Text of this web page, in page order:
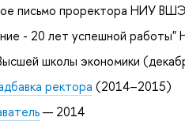
письмо проректора НИУ
- 20 лет успешной
школы экономики
ректора (2014–2015)
— 2014